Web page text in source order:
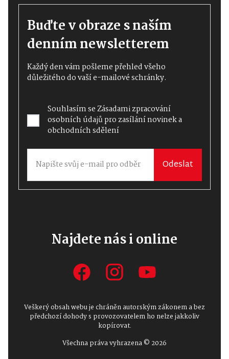
Buďte v obraze s naším
denním newsletterem
Každý den vám pošleme přehled všeho
důležitého do vaší e-mailové schránky.
Souhlasím seZásadami zpracování
osobních údajůpro zasílání novinek a
obchodních sdělení
Odeslat
Najdete nás i online
Veškerý obsah webu je chráněn autorským zákonem a bez
předchozí dohody s provozovatelem ho nelze jakkoliv
kopírovat.
Všechna práva vyhrazena © 2026